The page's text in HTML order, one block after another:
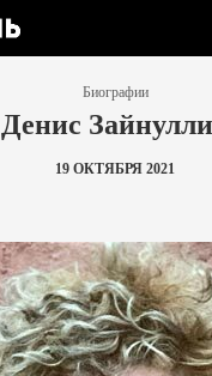
Биографии
Денис
19 ОКТЯБРЯ 2021